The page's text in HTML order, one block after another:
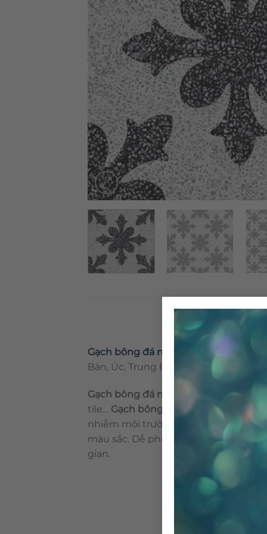
Gạch bông đá mài
, được
Bản, Úc, Trung Đông…. Gạch bông
Gạch bông đá mài
còn được biết với
tile… Gạch bông đá mài
là loại vật
nhiễm môi trường. Gạch bông trước
màu sắc. Dễ phối hợp với các loại
gian.